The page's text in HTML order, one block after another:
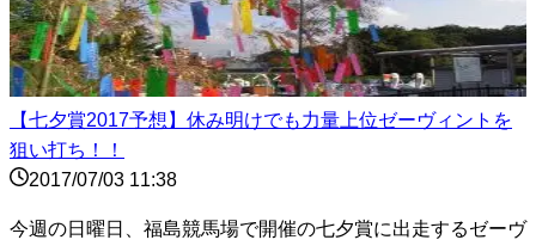
【七夕賞2017予想】休み明けでも力量上位ゼーヴィントを
狙い打ち！！
2017/07/03 11:38
今週の日曜日、福島競馬場で開催の七夕賞に出走するゼーヴ